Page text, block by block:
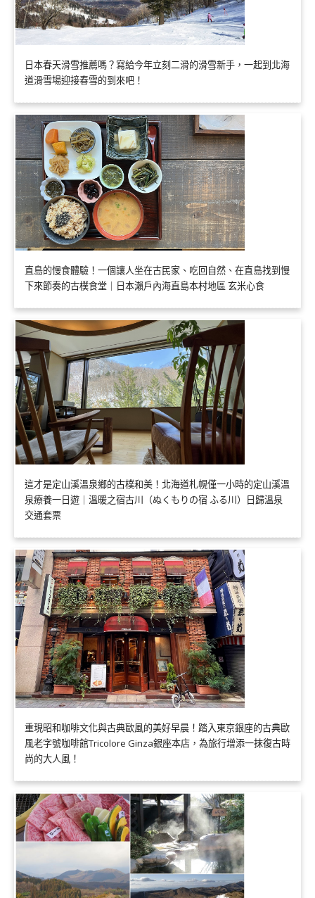
日本春天滑雪推薦嗎？寫給今年立刻二滑的滑雪新手，一起到北海
道滑雪場迎接春雪的到來吧！
直島的慢食體驗！一個讓人坐在古民家、吃回自然、在直島找到慢
下來節奏的古樸食堂｜日本瀨戶內海直島本村地區 玄米心食
這才是定山溪溫泉鄉的古樸和美！北海道札幌僅一小時的定山溪溫
泉療養一日遊｜溫暖之宿古川（ぬくもりの宿 ふる川）日歸溫泉
交通套票
重現昭和咖啡文化與古典歐風的美好早晨！踏入東京銀座的古典歐
風老字號咖啡館Tricolore Ginza銀座本店，為旅行增添一抹復古時
尚的大人風！